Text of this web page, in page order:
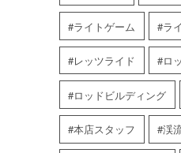
ライトゲーム ラ
レッツライド ロ
ロッドビルディング
本店スタッフ 渓